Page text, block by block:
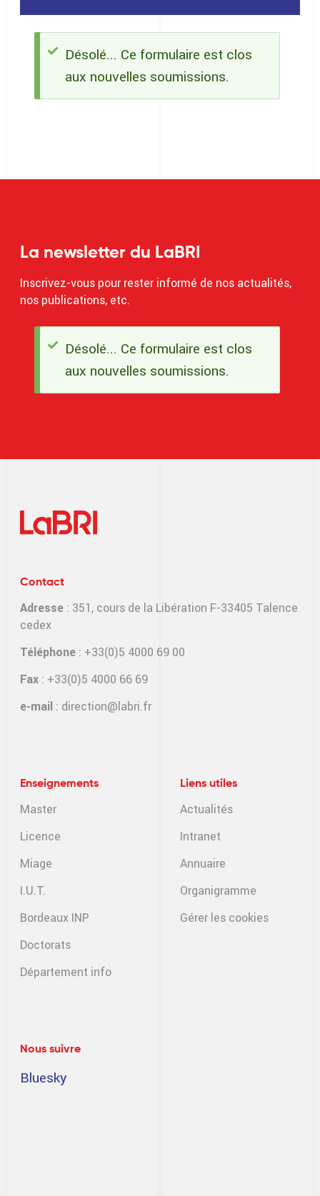
Message
d'état
Désolé... Ce formulaire est clos
aux nouvelles soumissions.
La newsletter du LaBRI
Inscrivez-vous pour rester informé de nos actualités,
nos publications, etc.
Message
d'état
Désolé... Ce formulaire est clos
aux nouvelles soumissions.
Contact
Adresse : 351, cours de la Libération F-33405 Talence
cedex
Téléphone : +33(0)5 4000 69 00
Fax : +33(0)5 4000 66 69
e-mail : direction@labri.fr
Enseignements
Master
Licence
Miage
I.U.T.
Bordeaux INP
Doctorats
Département info
Liens utiles
Actualités
Intranet
Annuaire
Organigramme
Gérer les cookies
Nous suivre
Bluesky